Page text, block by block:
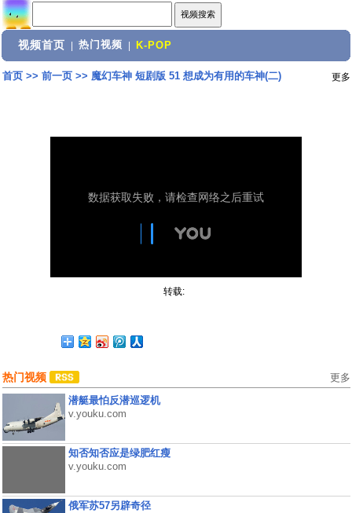
视频首页 热门视频 K-POP
首页>> 前一页>> 魔幻车神 短剧版 51 想成为有用的车神(二) 更多
转载:
热门视频 更多
潜艇最怕反潜巡逻机
v.youku.com
知否知否应是绿肥红瘦
v.youku.com
俄军苏57另辟奇径